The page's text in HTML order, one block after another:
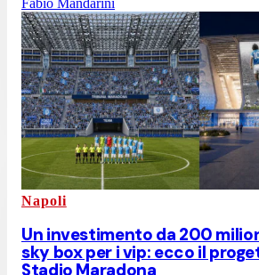
Fabio Mandarini
Napoli
Un investimento da 200
sky box per i vip: ecco il
Stadio Maradona